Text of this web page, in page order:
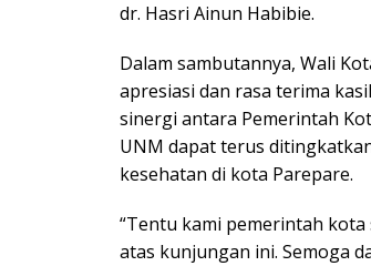
dr. Hasri Ainun Habibie.
Dalam sambutannya, Wali
apresiasi dan rasa terima
sinergi antara Pemerintah
UNM dapat terus
kesehatan di kota Parepare.
“Tentu kami pemerintah
atas kunjungan ini. Semoga